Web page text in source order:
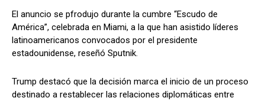
El anuncio se pfrodujo durante la cumbre “Escudo de
América”, celebrada en Miami, a la que han asistido líderes
latinoamericanos convocados por el presidente
estadounidense, reseñó Sputnik.
Trump destacó que la decisión marca el inicio de un proceso
destinado a restablecer las relaciones diplomáticas entre